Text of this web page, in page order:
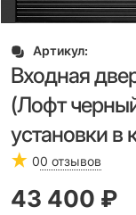
Артикул:
Входная
(Лофт
установки в
00 отзывов
43 400 ₽